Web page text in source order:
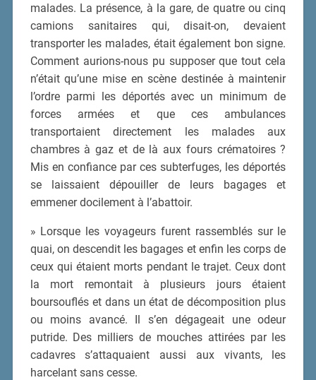
malades. La présence, à la gare, de quatre ou cinq
camions sanitaires qui, disait-on, devaient
transporter les malades, était également bon signe.
Comment aurions-nous pu supposer que tout cela
n’était qu’une mise en scène destinée à maintenir
l’ordre parmi les déportés avec un minimum de
forces armées et que ces ambulances
transportaient directement les malades aux
chambres à gaz et de là aux fours crématoires ?
Mis en confiance par ces subterfuges, les déportés
se laissaient dépouiller de leurs bagages et
emmener docilement à l’abattoir.
» Lorsque les voyageurs furent rassemblés sur le
quai, on descendit les bagages et enfin les corps de
ceux qui étaient morts pendant le trajet. Ceux dont
la mort remontait à plusieurs jours étaient
boursouflés et dans un état de décomposition plus
ou moins avancé. Il s’en dégageait une odeur
putride. Des milliers de mouches attirées par les
cadavres s’attaquaient aussi aux vivants, les
harcelant sans cesse.